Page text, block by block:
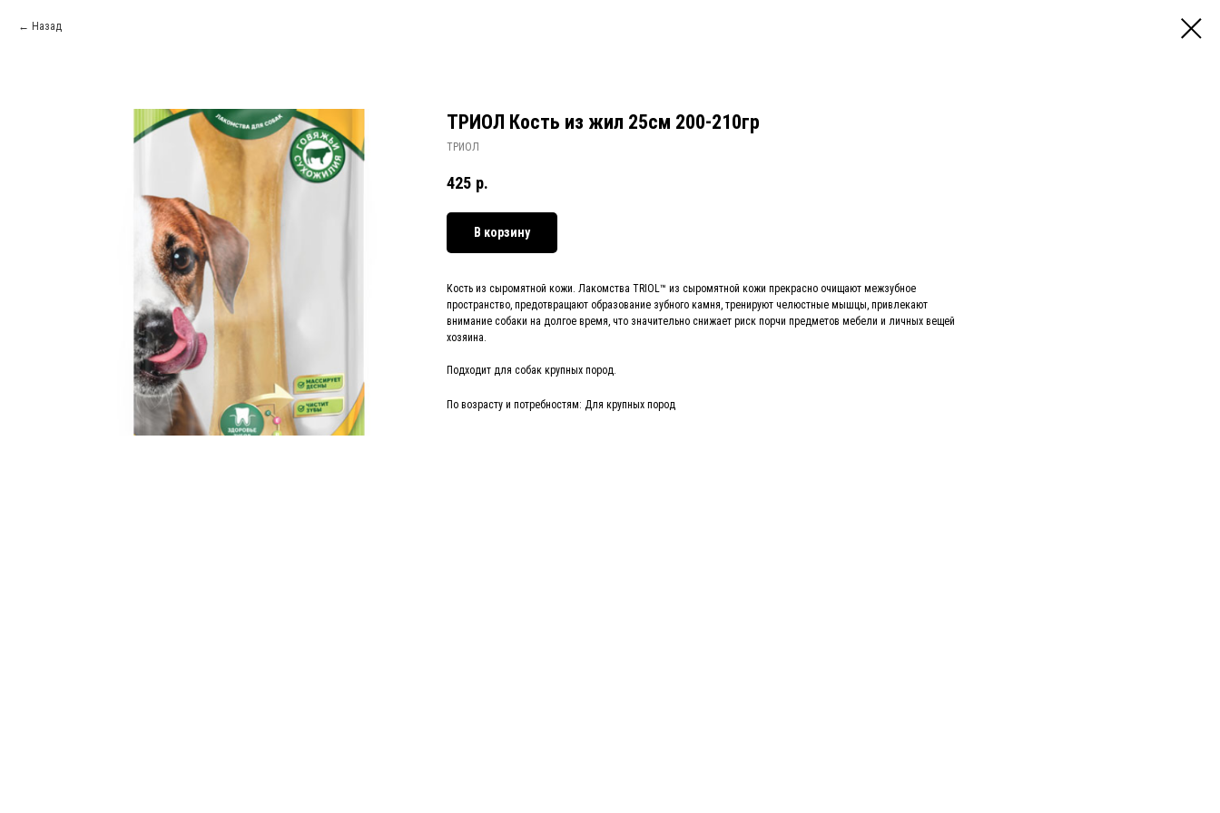
Назад
ТРИОЛ Кость из жил 25см 200-210гр
ТРИОЛ
425 р.
В корзину
Кость из сыромятной кожи. Лакомства TRIOL™ из сыромятной кожи прекрасно очищают межзубное
пространство, предотвращают образование зубного камня, тренируют челюстные мышцы, привлекают
внимание собаки на долгое время, что значительно снижает риск порчи предметов мебели и личных вещей
хозяина.
Подходит для собак крупных пород.
По возрасту и потребностям: Для крупных пород